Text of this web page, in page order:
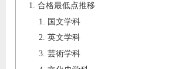
合格最低点推移
国文学科
英文学科
芸術学科